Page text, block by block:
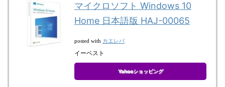
マイクロソフト Windows 10
Home 日本語版 HAJ-00065
posted with カエレバ
イーベスト
Yahooショッピング